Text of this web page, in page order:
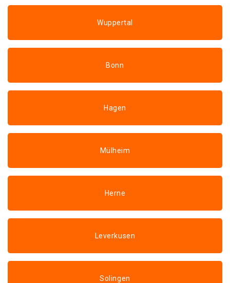
Wuppertal
Bonn
Hagen
Mülheim
Herne
Leverkusen
Solingen